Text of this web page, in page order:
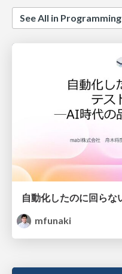
See All in Programming
mfunaki